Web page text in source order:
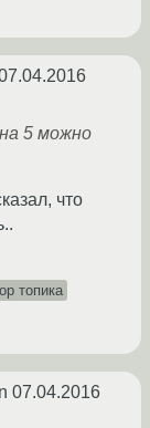
5 можно
что
топика
07.04.2016